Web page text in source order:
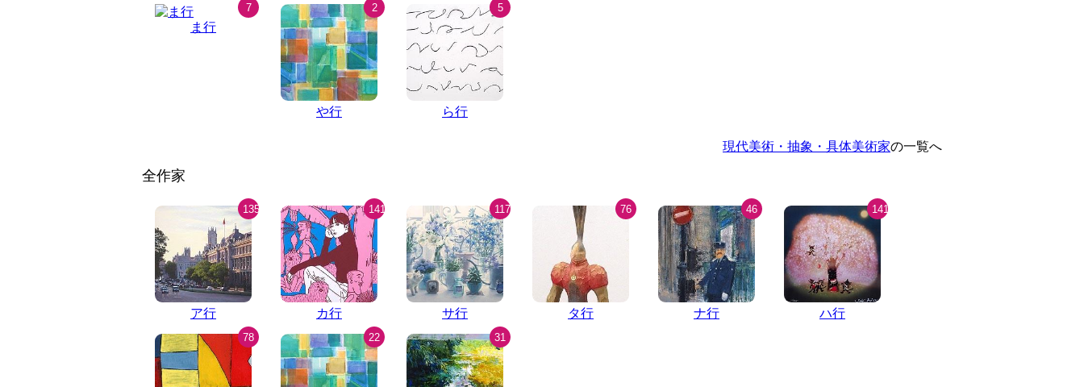
7
ま行
2
や行
5
ら行
現代美術・抽象・具体美術家の一覧へ
全作家
135
ア行
141
カ行
117
サ行
76
タ行
46
ナ行
141
ハ行
78 22 31